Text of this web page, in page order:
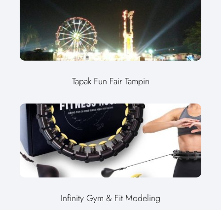
Tapak Fun Fair Tampin
Infinity Gym & Fit Modeling